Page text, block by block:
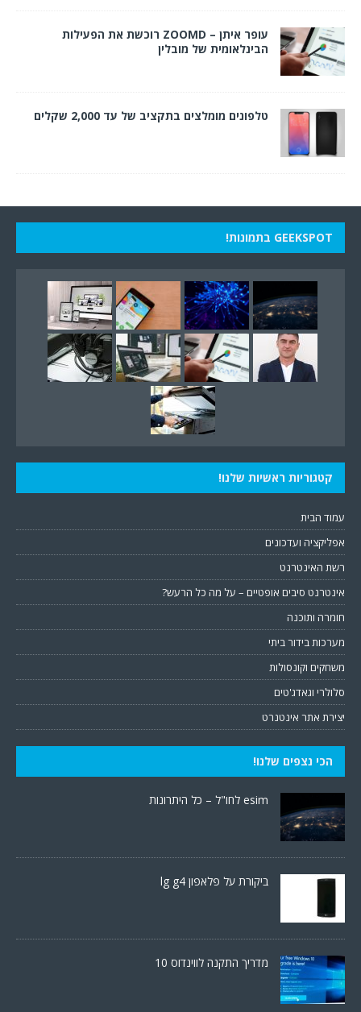
עופר איתן – ZOOMD רוכשת את הפעילות
הבינלאומית של מובלין
טלפונים מומלצים בתקציב של עד 2,000 שקלים
GEEKSPOT בתמונות!
קטגוריות ראשיות שלנו!
עמוד הבית
אפליקציה ועדכונים
רשת האינטרנט
אינטרנט סיבים אופטיים – על מה כל הרעש?
חומרה ותוכנה
מערכות בידור ביתי
משחקים וקונסולות
סלולרי וגאדג'טים
יצירת אתר אינטנרט
הכי נצפים שלנו!
esim לחו"ל – כל היתרונות
ביקורת על פלאפון lg g4
מדריך התקנה לווינדוס 10